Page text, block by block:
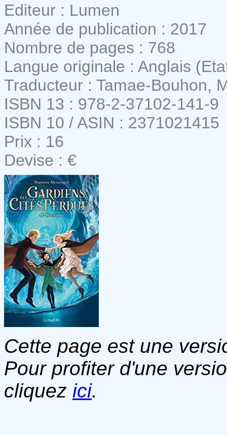
Editeur : Lumen
Année de publication : 2017
Nombre de pages : 768
Langue originale : Anglais
Traducteur : Tamae-Bouhon,
ISBN 13 : 978-2-37102-141-9
ISBN 10 / ASIN : 2371021415
Prix : 16
Devise : €
Cette page est une
Pour profiter d'une
cliquez ici.